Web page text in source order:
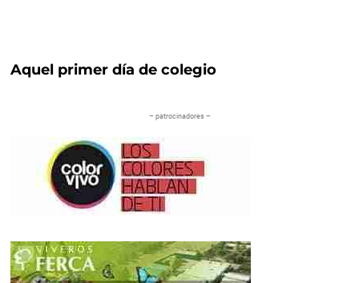
Aquel primer día de colegio
– patrocinadores –